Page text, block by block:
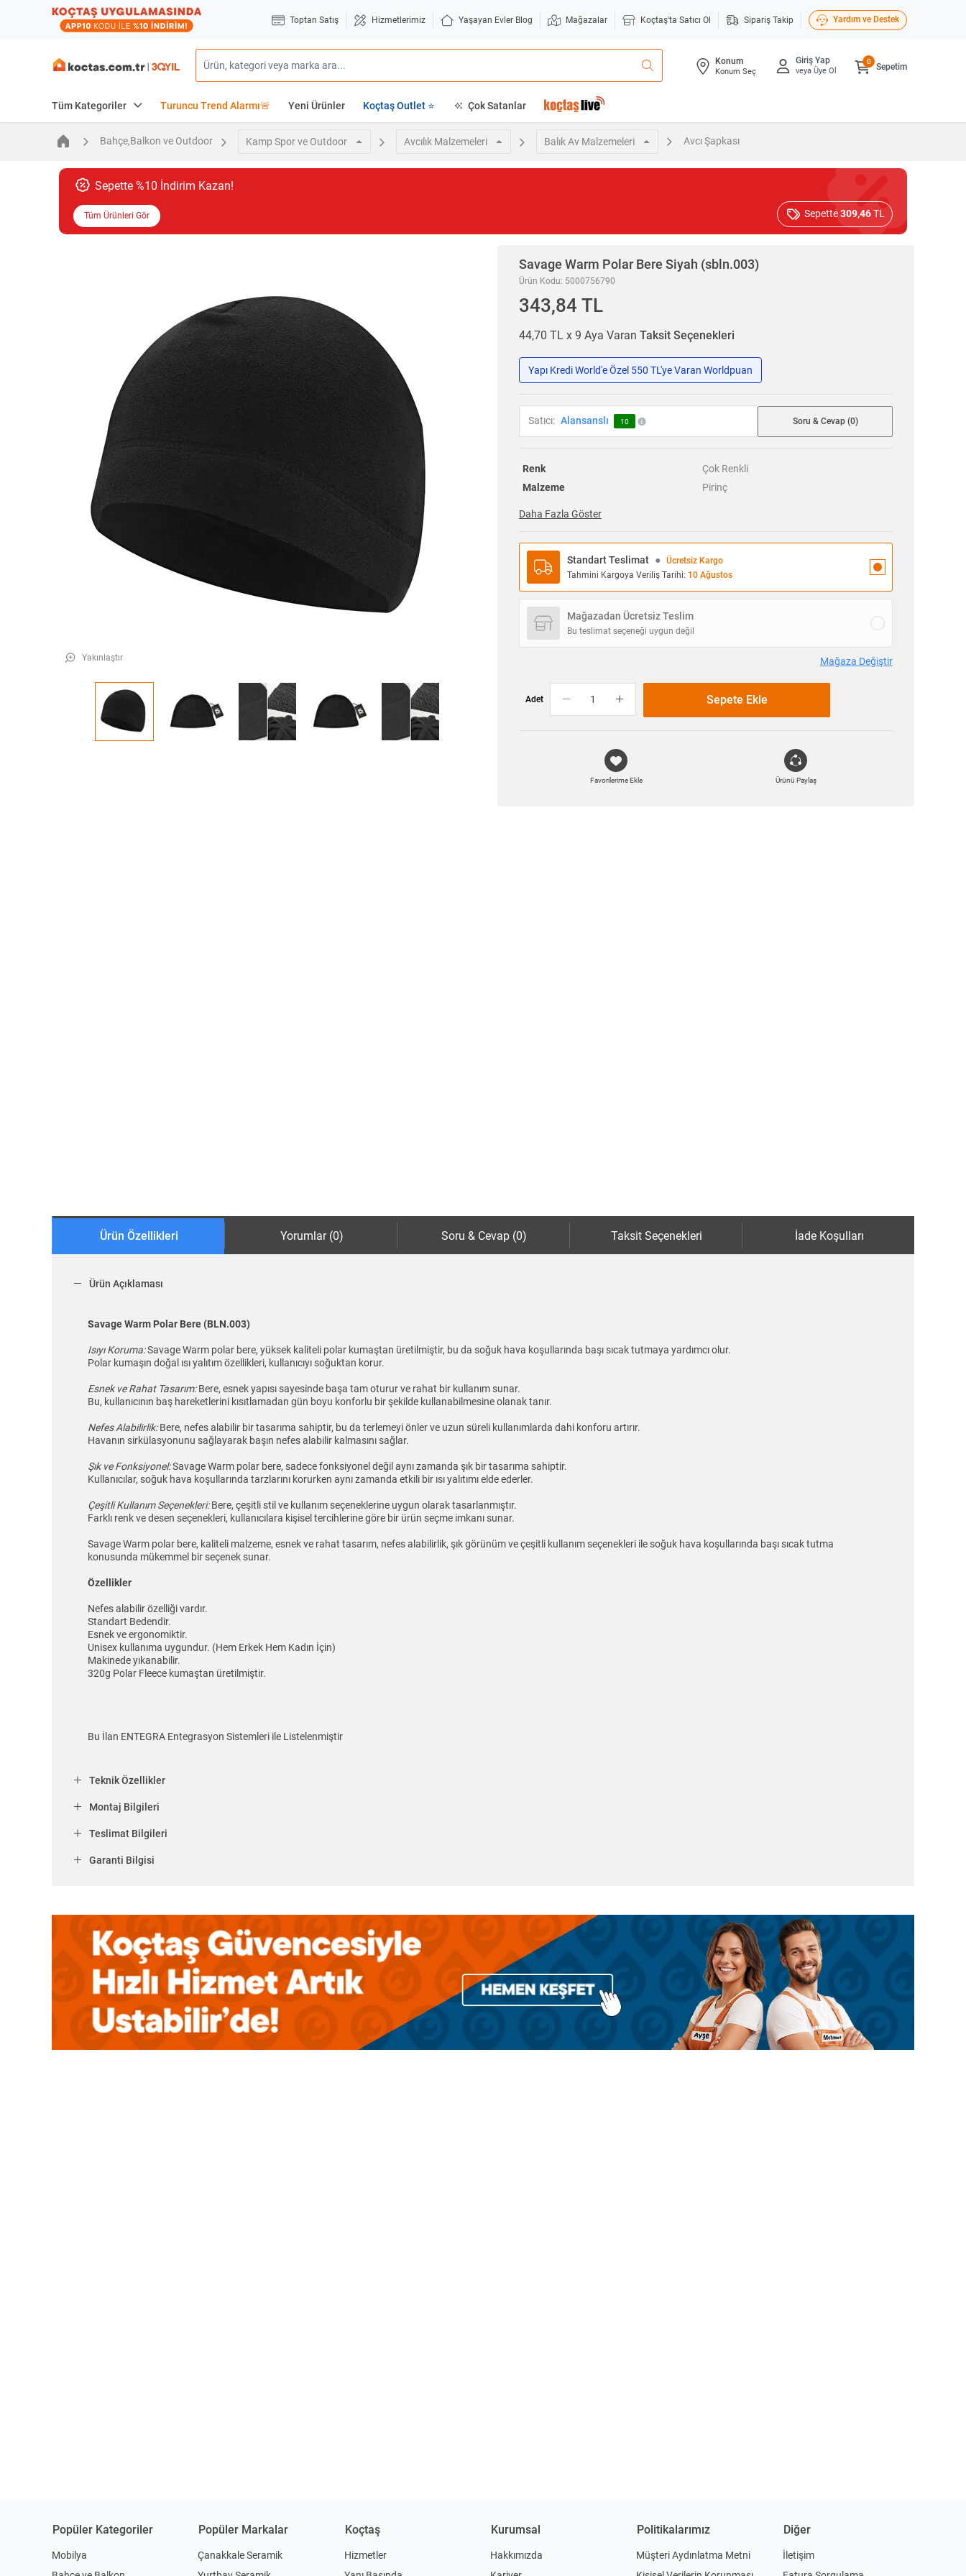
Toptan Satış Hizmetlerimiz Yaşayan Evler Blog Mağazalar Koçtaş'ta Satıcı Ol Sipariş Takip Yardım ve Destek
Konum
Konum Seç
Giriş Yap
veya Üye Ol Sepetim
0
Tüm Kategoriler Turuncu Trend Alarmı🚨 Yeni Ürünler Koçtaş Outlet ⭐ Çok Satanlar
Bahçe,Balkon ve Outdoor Kamp Spor ve Outdoor Avcılık Malzemeleri Balık Av Malzemeleri Avcı Şapkası
Sepette %10 İndirim Kazan!
Tüm Ürünleri Gör Sepette309,46TL
Yakınlaştır
Savage Warm Polar Bere Siyah (sbln.003)
Ürün Kodu: 5000756790
343,84 TL
44,70 TL x 9 Aya Varan Taksit Seçenekleri
Yapı Kredi World'e Özel 550 TL'ye Varan Worldpuan
Satıcı: Alansanslı 10 Soru & Cevap (0)
Renk
Çok Renkli
Malzeme
Pirinç
Daha Fazla Göster
Standart Teslimat ●
Ücretsiz Kargo
Tahmini Kargoya Veriliş Tarihi: 10 Ağustos
Mağazadan Ücretsiz Teslim
Bu teslimat seçeneği uygun değil
Mağaza Değiştir
Adet Sepete Ekle
Favorilerime Ekle Ürünü Paylaş
Ürün Özellikleri Yorumlar (0) Soru & Cevap (0) Taksit Seçenekleri İade Koşulları
Ürün Açıklaması
Savage Warm Polar Bere (BLN.003)
Isıyı Koruma:Savage Warm polar bere, yüksek kaliteli polar kumaştan üretilmiştir, bu da soğuk hava koşullarında başı sıcak tutmaya yardımcı olur.
Polar kumaşın doğal ısı yalıtım özellikleri, kullanıcıyı soğuktan korur.
Esnek ve Rahat Tasarım:Bere, esnek yapısı sayesinde başa tam oturur ve rahat bir kullanım sunar.
Bu, kullanıcının baş hareketlerini kısıtlamadan gün boyu konforlu bir şekilde kullanabilmesine olanak tanır.
Nefes Alabilirlik:Bere, nefes alabilir bir tasarıma sahiptir, bu da terlemeyi önler ve uzun süreli kullanımlarda dahi konforu artırır.
Havanın sirkülasyonunu sağlayarak başın nefes alabilir kalmasını sağlar.
Şık ve Fonksiyonel:Savage Warm polar bere, sadece fonksiyonel değil aynı zamanda şık bir tasarıma sahiptir.
Kullanıcılar, soğuk hava koşullarında tarzlarını korurken aynı zamanda etkili bir ısı yalıtımı elde ederler.
Çeşitli Kullanım Seçenekleri:Bere, çeşitli stil ve kullanım seçeneklerine uygun olarak tasarlanmıştır.
Farklı renk ve desen seçenekleri, kullanıcılara kişisel tercihlerine göre bir ürün seçme imkanı sunar.
Savage Warm polar bere, kaliteli malzeme, esnek ve rahat tasarım, nefes alabilirlik, şık görünüm ve çeşitli kullanım seçenekleri ile soğuk hava koşullarında başı sıcak tutma
konusunda mükemmel bir seçenek sunar.
Özellikler
Nefes alabilir özelliği vardır.
Standart Bedendir.
Esnek ve ergonomiktir.
Unisex kullanıma uygundur. (Hem Erkek Hem Kadın İçin)
Makinede yıkanabilir.
320g Polar Fleece kumaştan üretilmiştir.
Bu İlan ENTEGRA Entegrasyon Sistemleri ile Listelenmiştir
Teknik Özellikler
Montaj Bilgileri
Teslimat Bilgileri
Garanti Bilgisi
Popüler Kategoriler
Mobilya
Popüler Markalar
Çanakkale Seramik
Koçtaş
Hizmetler
Kurumsal
Hakkımızda
Politikalarımız
Müşteri Aydınlatma Metni
Diğer
İletişim